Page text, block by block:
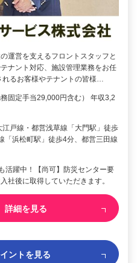
運営を支えるフロントスタッフと
ナント対応、施設管理業務をお任
るお客様やテナントの皆様…
固定手当29,000円含む） 年収3,2
戸線・都営浅草線「大門駅」徒歩
「浜松町駅」徒歩4分、都営三田線
活躍中！【尚可】防災センター要
社後に取得していただきます。
詳細を見る
ントを見る